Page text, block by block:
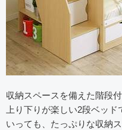
収納スペースを備えた階段
上り下りが楽しい2段ベッド
いっても、たっぷりな収納